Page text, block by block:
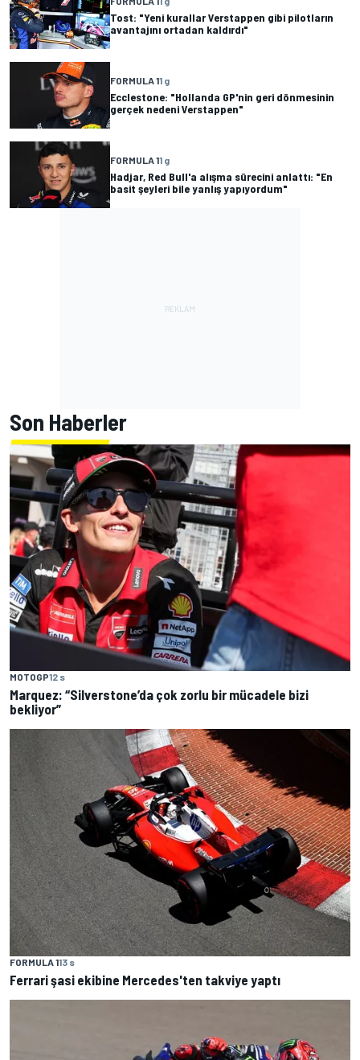
Tost: "Yeni kurallar Verstappen gibi pilotların
avantajını ortadan kaldırdı"
FORMULA 11 g
Ecclestone: "Hollanda GP'nin geri dönmesinin
gerçek nedeni Verstappen"
FORMULA 11 g
Hadjar, Red Bull'a alışma sürecini anlattı: "En
basit şeyleri bile yanlış yapıyordum"
Son Haberler
MOTOGP12 s
Marquez: “Silverstone’da çok zorlu bir mücadele bizi
bekliyor”
FORMULA 113 s
Ferrari şasi ekibine Mercedes'ten takviye yaptı